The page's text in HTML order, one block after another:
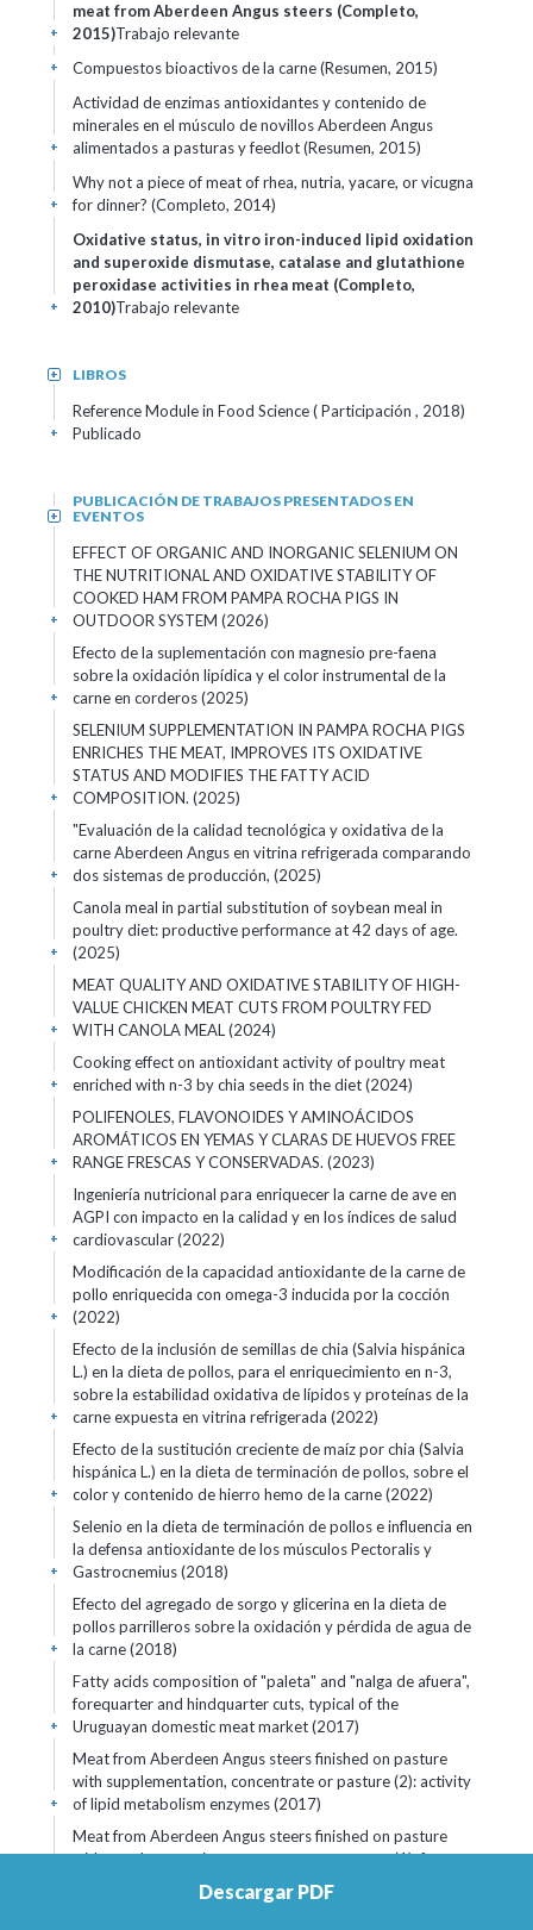
meat from Aberdeen Angus steers (Completo,
2015)Trabajo relevante
+
Compuestos bioactivos de la carne (Resumen, 2015)
+
Actividad de enzimas antioxidantes y contenido de
minerales en el músculo de novillos Aberdeen Angus
alimentados a pasturas y feedlot (Resumen, 2015)
+
Why not a piece of meat of rhea, nutria, yacare, or vicugna
for dinner? (Completo, 2014)
+
Oxidative status, in vitro iron-induced lipid oxidation
and superoxide dismutase, catalase and glutathione
peroxidase activities in rhea meat (Completo,
2010)Trabajo relevante
+
LIBROS
+
Reference Module in Food Science ( Participación , 2018)
Publicado
+
PUBLICACIÓN DE TRABAJOS PRESENTADOS EN
EVENTOS
+
EFFECT OF ORGANIC AND INORGANIC SELENIUM ON
THE NUTRITIONAL AND OXIDATIVE STABILITY OF
COOKED HAM FROM PAMPA ROCHA PIGS IN
OUTDOOR SYSTEM (2026)
+
Efecto de la suplementación con magnesio pre-faena
sobre la oxidación lipídica y el color instrumental de la
carne en corderos (2025)
+
SELENIUM SUPPLEMENTATION IN PAMPA ROCHA PIGS
ENRICHES THE MEAT, IMPROVES ITS OXIDATIVE
STATUS AND MODIFIES THE FATTY ACID
COMPOSITION. (2025)
+
"Evaluación de la calidad tecnológica y oxidativa de la
carne Aberdeen Angus en vitrina refrigerada comparando
dos sistemas de producción, (2025)
+
Canola meal in partial substitution of soybean meal in
poultry diet: productive performance at 42 days of age.
(2025)
+
MEAT QUALITY AND OXIDATIVE STABILITY OF HIGH-
VALUE CHICKEN MEAT CUTS FROM POULTRY FED
WITH CANOLA MEAL (2024)
+
Cooking effect on antioxidant activity of poultry meat
enriched with n-3 by chia seeds in the diet (2024)
+
POLIFENOLES, FLAVONOIDES Y AMINOÁCIDOS
AROMÁTICOS EN YEMAS Y CLARAS DE HUEVOS FREE
RANGE FRESCAS Y CONSERVADAS. (2023)
+
Ingeniería nutricional para enriquecer la carne de ave en
AGPI con impacto en la calidad y en los índices de salud
cardiovascular (2022)
+
Modificación de la capacidad antioxidante de la carne de
pollo enriquecida con omega-3 inducida por la cocción
(2022)
+
Efecto de la inclusión de semillas de chia (Salvia hispánica
L.) en la dieta de pollos, para el enriquecimiento en n-3,
sobre la estabilidad oxidativa de lípidos y proteínas de la
carne expuesta en vitrina refrigerada (2022)
+
Efecto de la sustitución creciente de maíz por chia (Salvia
hispánica L.) en la dieta de terminación de pollos, sobre el
color y contenido de hierro hemo de la carne (2022)
+
Selenio en la dieta de terminación de pollos e influencia en
la defensa antioxidante de los músculos Pectoralis y
Gastrocnemius (2018)
+
Efecto del agregado de sorgo y glicerina en la dieta de
pollos parrilleros sobre la oxidación y pérdida de agua de
la carne (2018)
+
Fatty acids composition of "paleta" and "nalga de afuera",
forequarter and hindquarter cuts, typical of the
Uruguayan domestic meat market (2017)
+
Meat from Aberdeen Angus steers finished on pasture
with supplementation, concentrate or pasture (2): activity
of lipid metabolism enzymes (2017)
+
Meat from Aberdeen Angus steers finished on pasture
with supplementation, concentrate or pasture (1): fatty
acids composition and health indices (2017)
Descargar PDF